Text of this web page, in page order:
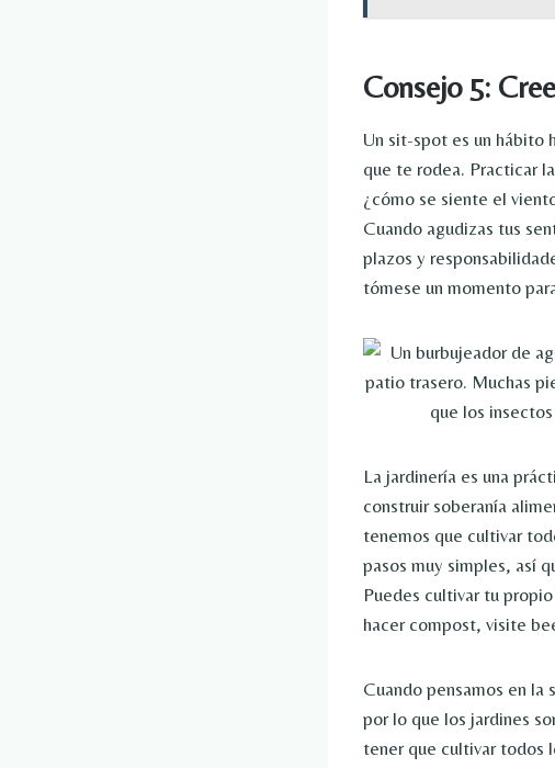
Consejo 5:
Un sit-spot es un hábito
que te rodea. Practicar
¿cómo se siente el
Cuando agudizas tus
plazos y
tómese un momento
La jardinería es una
construir soberanía
tenemos que cultivar
pasos muy simples, así
Puedes cultivar tu
hacer compost, visite
Cuando pensamos en
por lo que los jardines
tener que cultivar todos